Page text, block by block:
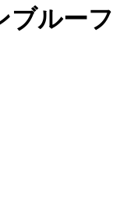
ブルーフ